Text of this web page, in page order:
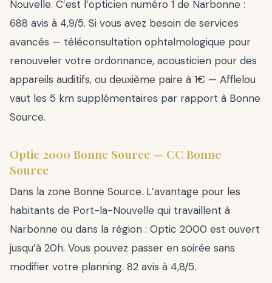
Nouvelle. C’est l’opticien numéro 1 de Narbonne :
688 avis à 4,9/5. Si vous avez besoin de services
avancés — téléconsultation ophtalmologique pour
renouveler votre ordonnance, acousticien pour des
appareils auditifs, ou deuxième paire à 1€ — Afflelou
vaut les 5 km supplémentaires par rapport à Bonne
Source.
Optic 2000 Bonne Source — CC Bonne
Source
Dans la zone Bonne Source. L’avantage pour les
habitants de Port-la-Nouvelle qui travaillent à
Narbonne ou dans la région : Optic 2000 est ouvert
jusqu’à 20h. Vous pouvez passer en soirée sans
modifier votre planning. 82 avis à 4,8/5.